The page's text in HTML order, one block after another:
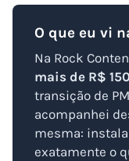
O que eu vi
Na Rock
mais de R$
transição de
acompanhei
mesma:
exatamente o